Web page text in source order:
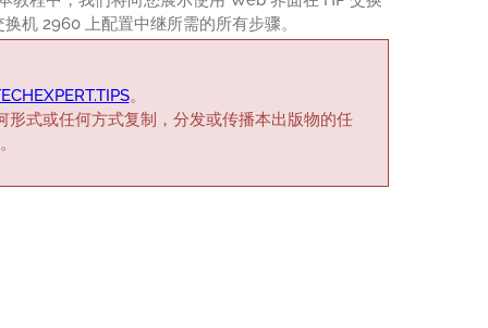
机 2960 上配置中继所需的所有步骤。
。
式或任何方式复制，分发或传播本出版物的任